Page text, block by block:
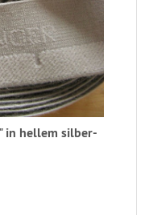
in hellem silber-